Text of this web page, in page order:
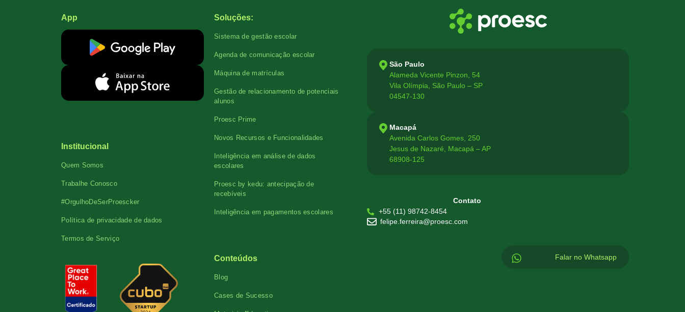
App
Institucional
Quem Somos
Trabalhe Conosco
#OrgulhoDeSerProescker
Política de privacidade de dados
Termos de Serviço
Soluções:
Sistema de gestão escolar
Agenda de comunicação escolar
Máquina de matrículas
Gestão de relacionamento de potenciais
alunos
Proesc Prime
Novos Recursos e Funcionalidades
Inteligência em análise de dados
escolares
Proesc by kedu: antecipação de
recebíveis
Inteligência em pagamentos escolares
Conteúdos
Blog
Cases de Sucesso
São Paulo
Alameda Vicente Pinzon, 54
Vila Olímpia, São Paulo – SP
04547-130
Macapá
Avenida Carlos Gomes, 250
Jesus de Nazaré, Macapá – AP
68908-125
Contato
+55 (11) 98742-8454
felipe.ferreira@proesc.com
Falar no Whatsapp